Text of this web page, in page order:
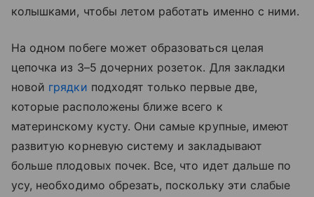
колышками, чтобы летом работать именно с ними.
На одном побеге может образоваться целая
цепочка из 3–5 дочерних розеток. Для закладки
новой грядки подходят только первые две,
которые расположены ближе всего к
материнскому кусту. Они самые крупные, имеют
развитую корневую систему и закладывают
больше плодовых почек. Все, что идет дальше по
усу, необходимо обрезать, поскольку эти слабые